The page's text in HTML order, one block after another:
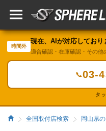
時間外
現在、AIが対応しており
適合確認・在庫確認・その他
📞03-
タ
全国取付店検索 岡山県